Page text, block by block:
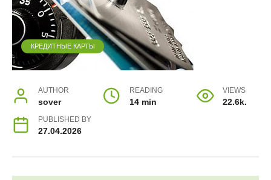
КРЕДИТНЫЕ КАРТЫ
AUTHOR
sover
READING
14 min
VIEWS
22.6k.
PUBLISHED BY
27.04.2026